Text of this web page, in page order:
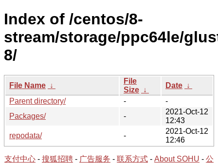
Index of /centos/8-
stream/storage/ppc64le/
8/
File Name ↓
File
Size ↓
Date ↓
Parent directory/
-
-
Packages/
-
2021-Oct-12
12:43
repodata/
-
2021-Oct-12
12:46
支付中心 - 搜狐招聘 - 广告服务 - 联系方式 - About SOHU - 公